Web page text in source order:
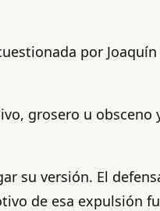
por Joaquín
grosero u obsceno
su versión. El
de esa expulsión